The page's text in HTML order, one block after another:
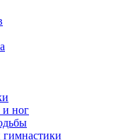
и ног
гимнастики